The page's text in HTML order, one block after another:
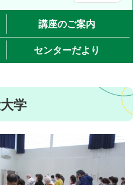
講座のご案内
センターだより
学